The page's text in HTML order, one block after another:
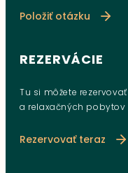
Položiť otázku
REZERVÁCIE
Tu si môžete
a relaxačných pobytov
Rezervovať teraz